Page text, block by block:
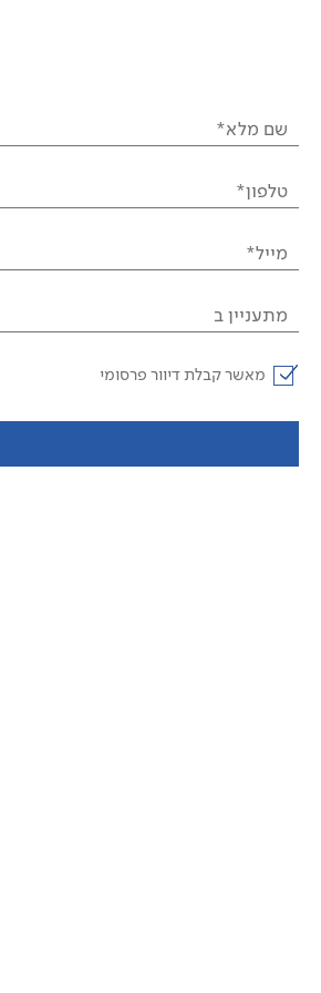
שם מלא*
טלפון*
מייל*
מתעניין ב
מאשר קבלת דיוור פרסומי